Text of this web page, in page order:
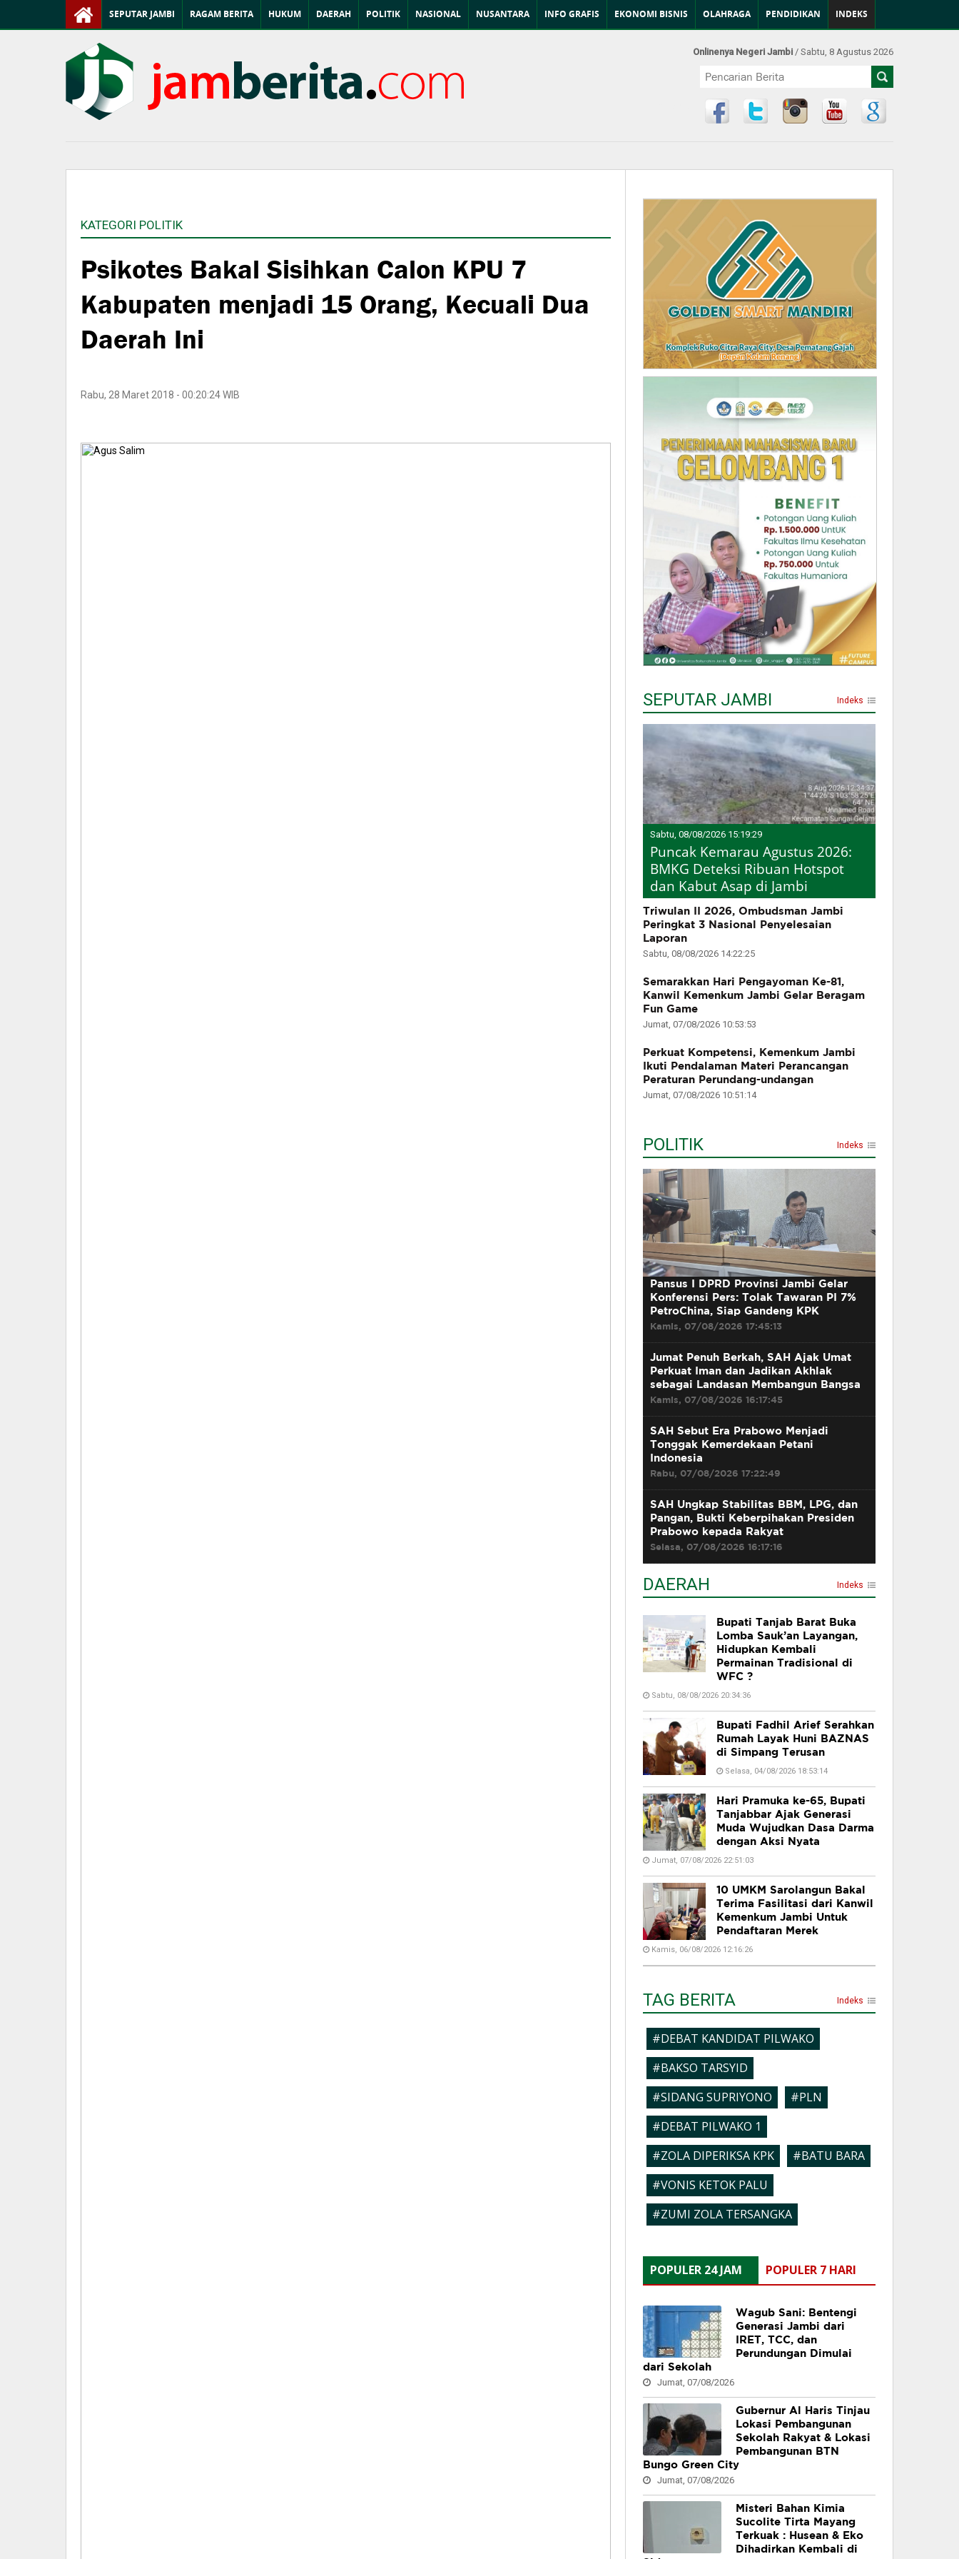
SEPUTAR JAMBI RAGAM BERITA HUKUM DAERAH POLITIK NASIONAL NUSANTARA INFO GRAFIS EKONOMI BISNIS OLAHRAGA PENDIDIKAN INDEKS
Onlinenya Negeri Jambi / Sabtu, 8 Agustus 2026
KATEGORI POLITIK
Psikotes Bakal Sisihkan Calon KPU 7
Kabupaten menjadi 15 Orang, Kecuali Dua
Daerah Ini
Rabu, 28 Maret 2018 - 00:20:24 WIB
SEPUTAR JAMBI Indeks
Sabtu, 08/08/2026 15:19:29
Puncak Kemarau Agustus 2026:
BMKG Deteksi Ribuan Hotspot
dan Kabut Asap di Jambi
Triwulan II 2026, Ombudsman Jambi
Peringkat 3 Nasional Penyelesaian
Laporan
Sabtu, 08/08/2026 14:22:25
Semarakkan Hari Pengayoman Ke-81,
Kanwil Kemenkum Jambi Gelar Beragam
Fun Game
Jumat, 07/08/2026 10:53:53
Perkuat Kompetensi, Kemenkum Jambi
Ikuti Pendalaman Materi Perancangan
Peraturan Perundang-undangan
Jumat, 07/08/2026 10:51:14
POLITIK Indeks
Pansus I DPRD Provinsi Jambi Gelar
Konferensi Pers: Tolak Tawaran PI 7%
PetroChina, Siap Gandeng KPK
Kamis, 07/08/2026 17:45:13
Jumat Penuh Berkah, SAH Ajak Umat
Perkuat Iman dan Jadikan Akhlak
sebagai Landasan Membangun Bangsa
Kamis, 07/08/2026 16:17:45
SAH Sebut Era Prabowo Menjadi
Tonggak Kemerdekaan Petani
Indonesia
Rabu, 07/08/2026 17:22:49
SAH Ungkap Stabilitas BBM, LPG, dan
Pangan, Bukti Keberpihakan Presiden
Prabowo kepada Rakyat
Selasa, 07/08/2026 16:17:16
DAERAH Indeks
Bupati Tanjab Barat Buka
Lomba Sauk’an Layangan,
Hidupkan Kembali
Permainan Tradisional di
WFC ?
Sabtu, 08/08/2026 20:34:36
Bupati Fadhil Arief Serahkan
Rumah Layak Huni BAZNAS
di Simpang Terusan
Selasa, 04/08/2026 18:53:14
Hari Pramuka ke-65, Bupati
Tanjabbar Ajak Generasi
Muda Wujudkan Dasa Darma
dengan Aksi Nyata
Jumat, 07/08/2026 22:51:03
10 UMKM Sarolangun Bakal
Terima Fasilitasi dari Kanwil
Kemenkum Jambi Untuk
Pendaftaran Merek
Kamis, 06/08/2026 12:16:26
TAG BERITA Indeks
#DEBAT KANDIDAT PILWAKO
#BAKSO TARSYID
#SIDANG SUPRIYONO
#PLN
#DEBAT PILWAKO 1
#ZOLA DIPERIKSA KPK
#BATU BARA
#VONIS KETOK PALU
#ZUMI ZOLA TERSANGKA
POPULER 24 JAM POPULER 7 HARI
Wagub Sani: Bentengi
Generasi Jambi dari
IRET, TCC, dan
Perundungan Dimulai
dari Sekolah
Jumat, 07/08/2026
Gubernur Al Haris Tinjau
Lokasi Pembangunan
Sekolah Rakyat & Lokasi
Pembangunan BTN
Bungo Green City
Jumat, 07/08/2026
Misteri Bahan Kimia
Sucolite Tirta Mayang
Terkuak : Husean & Eko
Dihadirkan Kembali di